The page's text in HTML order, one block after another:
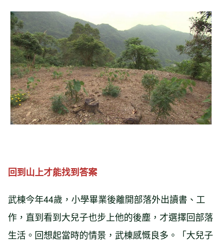
回到山上才能找到答案
武棟今年44歲，小學畢業後離開部落外出讀書、工
作，直到看到大兒子也步上他的後塵，才選擇回部落
生活。回想起當時的情景，武棟感慨良多。「大兒子